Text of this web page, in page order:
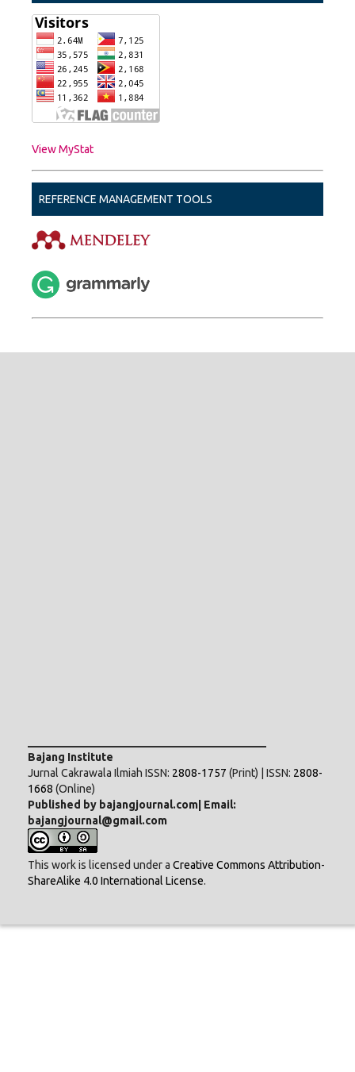
View MyStat
REFERENCE MANAGEMENT TOOLS
Bajang Institute
Jurnal Cakrawala Ilmiah ISSN: 2808-1757 (Print) | ISSN: 2808-
1668 (Online)
Published by bajangjournal.com| Email:
bajangjournal@gmail.com
This work is licensed under a Creative Commons Attribution-
ShareAlike 4.0 International License.